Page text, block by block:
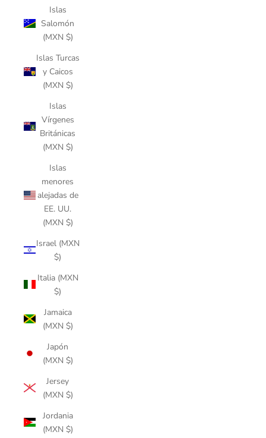
Islas
Salomón
(MXN $)
Islas Turcas
y Caicos
(MXN $)
Islas
Vírgenes
Británicas
(MXN $)
Islas
menores
alejadas de
EE. UU.
(MXN $)
Israel (MXN
$)
Italia (MXN
$)
Jamaica
(MXN $)
Japón
(MXN $)
Jersey
(MXN $)
Jordania
(MXN $)